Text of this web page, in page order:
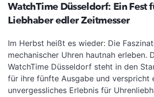
WatchTime Düsseldorf: Ein Fest
Liebhaber edler Zeitmesser
Im Herbst heißt es wieder: Die
mechanischer Uhren hautnah erleben.
WatchTime Düsseldorf steht in den
für ihre fünfte Ausgabe und verspricht
unvergessliches Erlebnis für